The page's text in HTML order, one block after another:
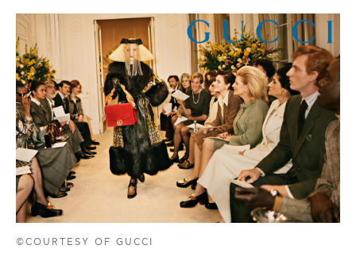
©COURTESY OF GUCCI